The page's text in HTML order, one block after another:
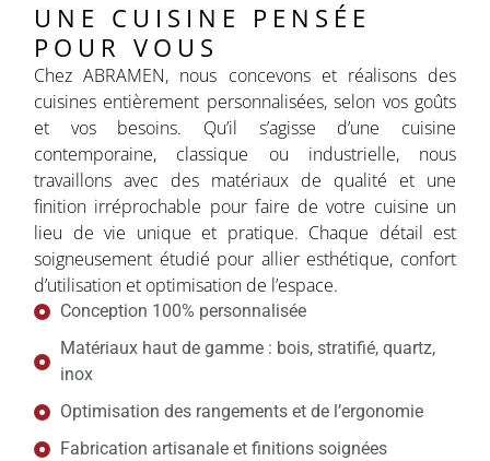
UNE CUISINE PENSÉE
POUR VOUS
Chez ABRAMEN, nous concevons et réalisons des
cuisines entièrement personnalisées, selon vos goûts
et vos besoins. Qu’il s’agisse d’une cuisine
contemporaine, classique ou industrielle, nous
travaillons avec des matériaux de qualité et une
finition irréprochable pour faire de votre cuisine un
lieu de vie unique et pratique. Chaque détail est
soigneusement étudié pour allier esthétique, confort
d’utilisation et optimisation de l’espace.
Conception 100% personnalisée
Matériaux haut de gamme : bois, stratifié, quartz,
inox
Optimisation des rangements et de l’ergonomie
Fabrication artisanale et finitions soignées